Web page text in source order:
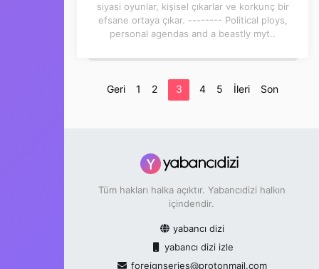
siyasi oyunlar, kişisel çıkarlar ve korkunç bir
efsane ortaya çıkar. -------- Political ploys,
personal agendas and a beastly myt..
Geri 1 2 3 4 5 İleri Son
Tüm hakları halka açıktır. Yabancıdizi halkın
içindendir.
yabancı dizi
yabancı dizi izle
foreignseries@protonmail.com